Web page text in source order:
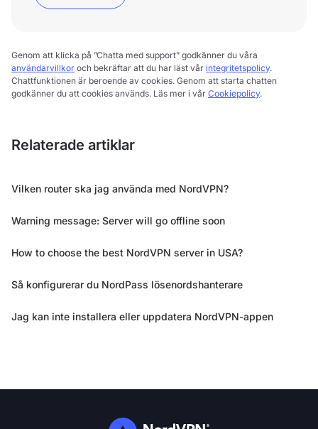
Genom att klicka på ”Chatta med support” godkänner du våra
användarvillkor och bekräftar att du har läst vår integritetspolicy.
Chattfunktionen är beroende av cookies. Genom att starta chatten
godkänner du att cookies används. Läs mer i vår Cookiepolicy.
Relaterade artiklar
Vilken router ska jag använda med NordVPN?
Warning message: Server will go offline soon
How to choose the best NordVPN server in USA?
Så konfigurerar du NordPass lösenordshanterare
Jag kan inte installera eller uppdatera NordVPN-appen